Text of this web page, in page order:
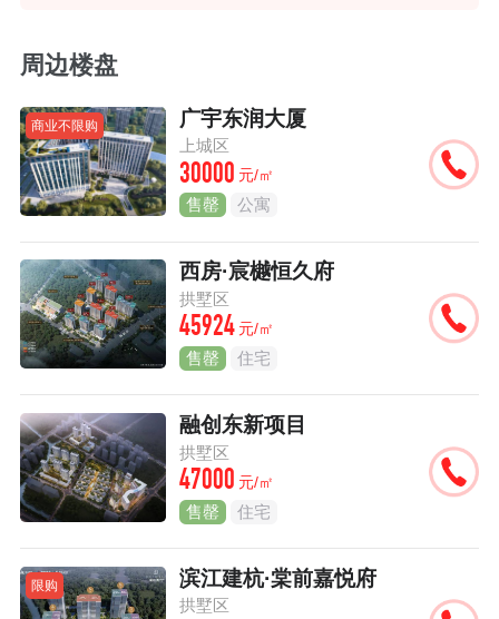
周边楼盘
商业不限购 广宇东润大厦
上城区
30000 元/㎡
售罄 公寓
西房·宸樾恒久府
拱墅区
45924 元/㎡
售罄 住宅
融创东新项目
拱墅区
47000 元/㎡
售罄 住宅
限购 滨江建杭·棠前嘉悦府
拱墅区